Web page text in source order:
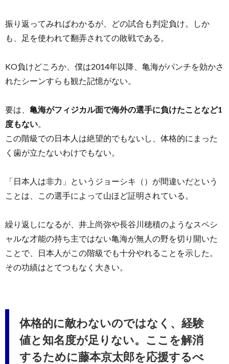
振り返ってみればわかるが、どの試合も判定負け。しか
も、足を使われて翻弄されての敗戦である。
KO負けどころか、僕は2014年以降、亀海がパンチを効かさ
れたシーンすらも観た記憶がない。
要は、 亀海がフィジカル面で海外の選手に負けたことなど1
度もない
この階級での日本人は絶望的でもないし、体格的にまった
く歯が立たないわけでもない。
「日本人は非力」というジョーシキ（）が間違いだという
ことは、この選手によって山ほど証明されている。
繰り返しになるが、井上尚弥や長谷川穂積のようなスペシ
ャルな才能の持ち主ではない亀海が無人の野を切り開いた
ことで、日本人がこの階級でも十分やれることを示した。
その功績はとてつもなく大きい。
体格的に敵わないのではなく、経験
値と知名度が足りない。ここを解消
するために藤本京太郎を応援するべ